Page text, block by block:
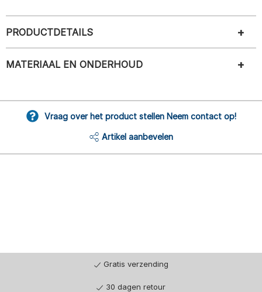
PRODUCTDETAILS
MATERIAAL EN ONDERHOUD
Vraag over het product stellen Neem contact op!
Artikel aanbevelen
Gratis verzending
30 dagen retour